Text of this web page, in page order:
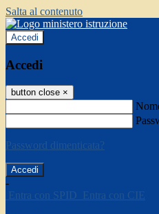
Salta al contenuto
Accedi
Accedi
button close ×
Password dimenticata?
-
Entra con SPID
Entra con CIE